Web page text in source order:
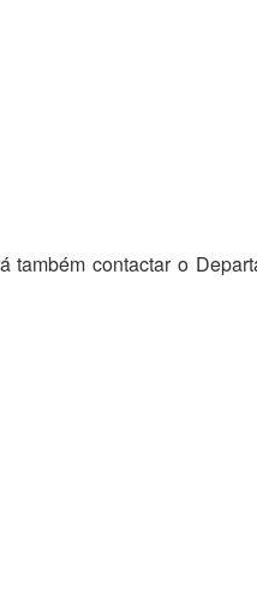
também contactar o